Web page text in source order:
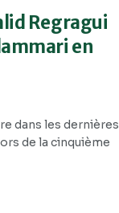
Regragui
en
dans les dernières
de la cinquième